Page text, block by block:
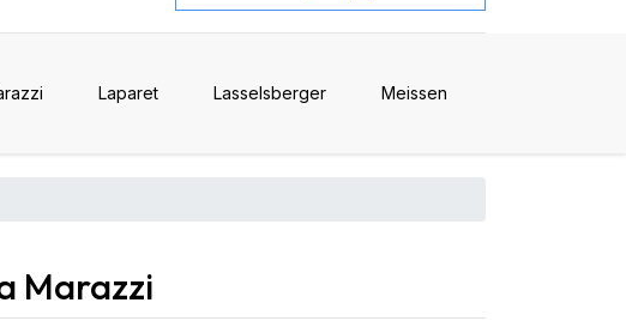
Laparet Lasselsberger Meissen
Marazzi